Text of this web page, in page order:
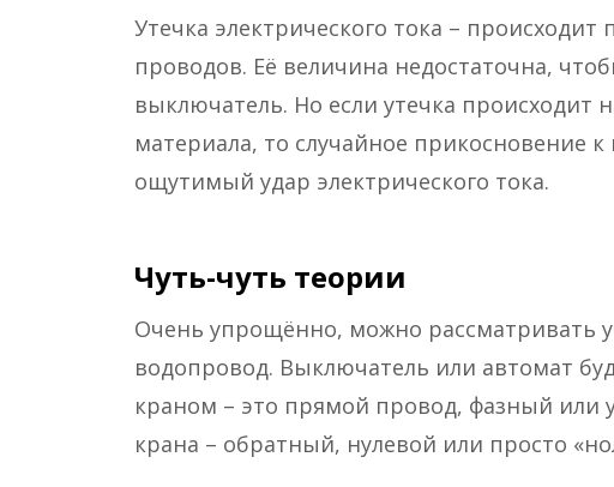
Утечка электрического тока –
проводов. Её величина недостаточна,
выключатель. Но если утечка происходит
материала, то случайное прикосновение
ощутимый удар электрического тока.
Чуть-чуть теории
Очень упрощённо, можно рассматривать
водопровод. Выключатель или автомат
краном – это прямой провод, фазный или
крана – обратный, нулевой или просто